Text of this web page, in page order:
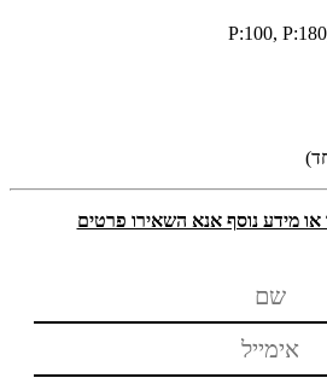
P:100,
מידע נוסף אנא השאירו פרטים